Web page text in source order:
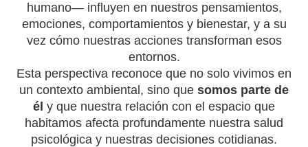
humano— influyen en nuestros pensamientos,
emociones, comportamientos y bienestar, y a su
vez cómo nuestras acciones transforman esos
entornos.
Esta perspectiva reconoce que no solo vivimos en
un contexto ambiental, sino que somos parte de
él y que nuestra relación con el espacio que
habitamos afecta profundamente nuestra salud
psicológica y nuestras decisiones cotidianas.